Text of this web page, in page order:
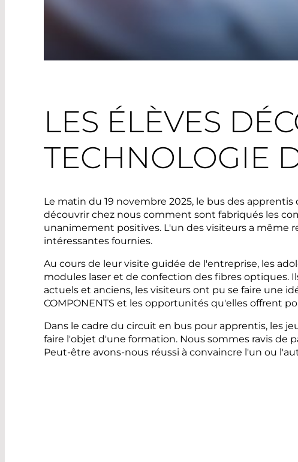
LES ÉLÈVES
TECHNOLOGIE
Le matin du 19 novembre 2025, le bus des
découvrir chez nous comment sont fabriqués les
unanimement positives. L'un des visiteurs a même
intéressantes fournies.
Au cours de leur visite guidée de l'entreprise, les
modules laser et de confection des fibres optiques.
actuels et anciens, les visiteurs ont pu se faire une
COMPONENTS et les opportunités qu'elles offrent
Dans le cadre du circuit en bus pour apprentis, les
faire l'objet d'une formation. Nous sommes ravis de
Peut-être avons-nous réussi à convaincre l'un ou